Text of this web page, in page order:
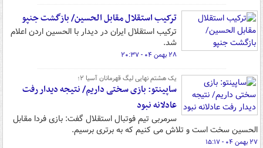
ترکیب استقلال مقابل الحسین/ بازگشت جنپو
ترکیب استقلال ایران در دیدار با الحسین اردن اعلام
شد.
۲۸ بهمن ۰۴ - ۲۰:۳۷
یک هشتم نهایی لیگ قهرمانان آسیا ۲؛
ساپینتو: بازی سختی داریم/ نتیجه دیدار رفت
عادلانه نبود
سرمربی تیم فوتبال استقلال گفت: بازی فردا مقابل
الحسین سخت است و تلاش می کنیم که به برتری برسیم.
۲۷ بهمن ۰۴ - ۱۵:۱۷